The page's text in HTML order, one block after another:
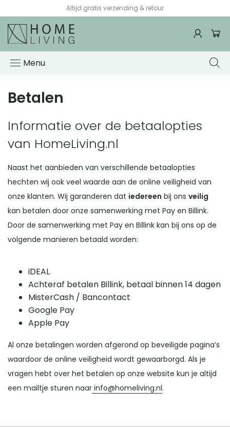
Altijd gratis verzending & retour
Menu
Betalen
Informatie over de betaalopties
van HomeLiving.nl
Naast het aanbieden van verschillende betaalopties
hechten wij ook veel waarde aan de online veiligheid van
onze klanten. Wij garanderen dat iedereen bij ons veilig
kan betalen door onze samenwerking met Pay en Billink.
Door de samenwerking met Pay en Billink kan bij ons op de
volgende manieren betaald worden:
iDEAL
Achteraf betalen Billink, betaal binnen 14 dagen
MisterCash / Bancontact
Google Pay
Apple Pay
Al onze betalingen worden afgerond op beveiligde pagina’s
waardoor de online veiligheid wordt gewaarborgd. Als je
vragen hebt over het betalen op onze website kun je altijd
een mailtje sturen naar info@homeliving.nl.